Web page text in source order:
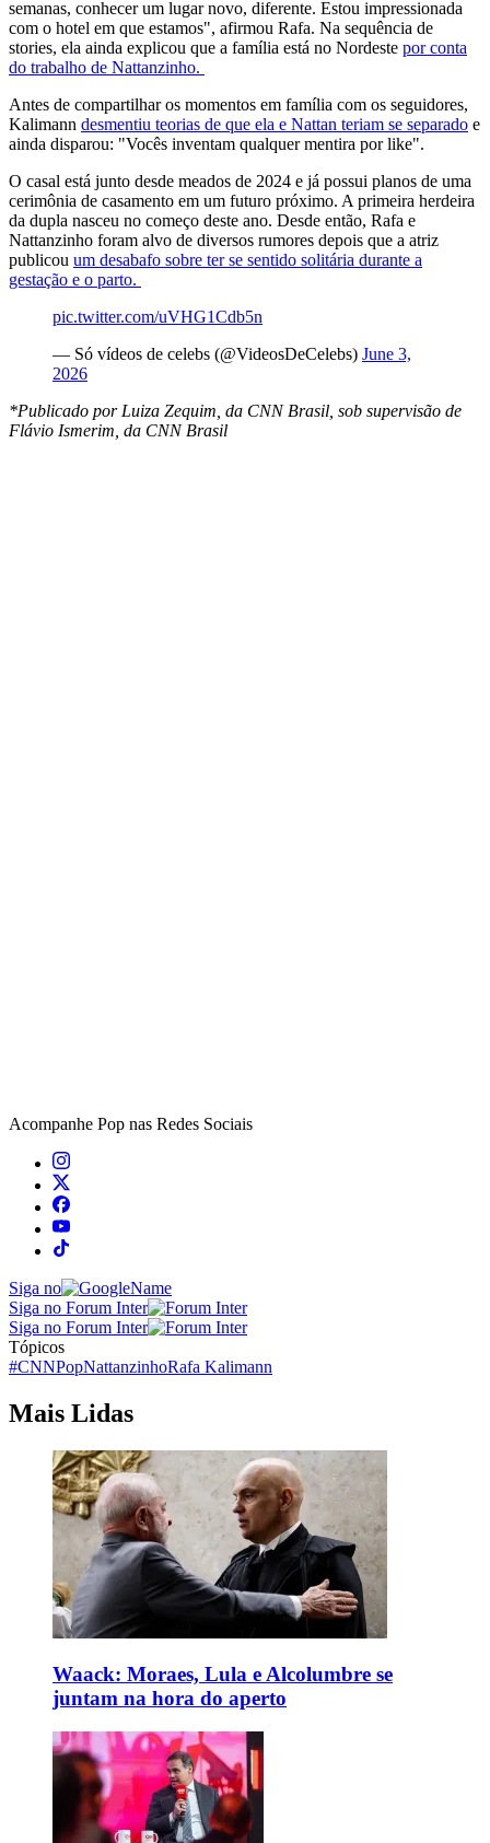
semanas, conhecer um lugar novo, diferente. Estou impressionada
com o hotel em que estamos", afirmou Rafa. Na sequência de
stories, ela ainda explicou que a família está no Nordeste por conta
do trabalho de Nattanzinho.
Antes de compartilhar os momentos em família com os seguidores,
Kalimann desmentiu teorias de que ela e Nattan teriam se separado e
ainda disparou: "Vocês inventam qualquer mentira por like".
O casal está junto desde meados de 2024 e já possui planos de uma
cerimônia de casamento em um futuro próximo. A primeira herdeira
da dupla nasceu no começo deste ano. Desde então, Rafa e
Nattanzinho foram alvo de diversos rumores depois que a atriz
publicou um desabafo sobre ter se sentido solitária durante a
gestação e o parto.
pic.twitter.com/uVHG1Cdb5n
— Só vídeos de celebs (@VideosDeCelebs) June 3,
2026
*Publicado por Luiza Zequim, da CNN Brasil, sob supervisão de
Flávio Ismerim, da CNN Brasil
Acompanhe Pop nas Redes Sociais
Siga no
Siga no Forum Inter
Siga no Forum Inter
Tópicos
#CNNPopNattanzinhoRafa Kalimann
Mais Lidas
Waack: Moraes, Lula e Alcolumbre se
juntam na hora do aperto